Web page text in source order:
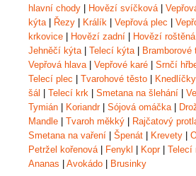
hlavní chody | Hovězí svíčková |
kýta | Řezy | Králík | Vepřová plec |
krkovice | Hovězí zadní | Hovězí roštěná
Jehněčí kýta | Telecí kýta | Bramborové
Vepřová hlava | Vepřové karé | Srnčí
Telecí plec | Tvarohové těsto |
šál | Telecí krk | Smetana na šlehání |
Tymián | Koriandr| Sójová omáčka |
Mandle | Tvaroh měkký | Rajčatový
Smetana na vaření | Špenát | Krevety |
Petržel kořenová | Fenykl | Kopr| Telecí
Ananas | Avokádo | Brusinky